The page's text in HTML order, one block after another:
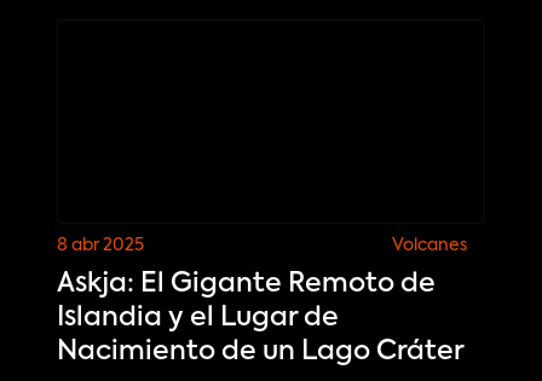
8 abr 2025 Volcanes
Askja: El Gigante Remoto de
Islandia y el Lugar de
Nacimiento de un Lago Cráter